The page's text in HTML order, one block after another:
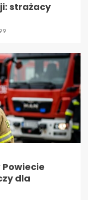
strażacy
Powiecie
dla